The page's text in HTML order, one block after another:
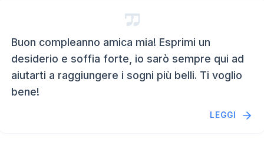
Buon compleanno amica mia! Esprimi un
desiderio e soffia forte, io sarò sempre qui ad
aiutarti a raggiungere i sogni più belli. Ti voglio
bene!
LEGGI